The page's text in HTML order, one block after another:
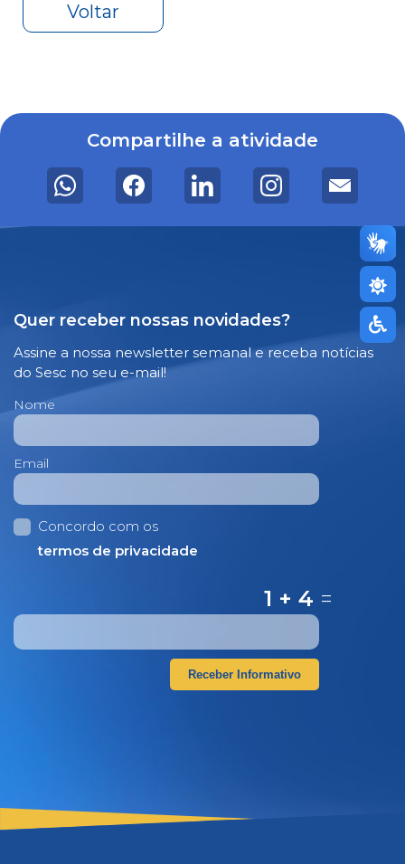
Voltar
Compartilhe a atividade
Quer receber nossas novidades?
Assine a nossa newsletter semanal e receba notícias
do Sesc no seu e-mail!
Nome
Email
Concordo com os
termos de privacidade
1 + 4 =
Receber Informativo